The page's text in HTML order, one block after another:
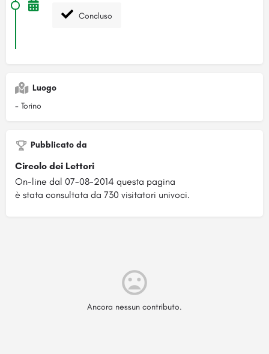
Concluso
Luogo
- Torino
Pubblicato da
Circolo dei Lettori
On-line dal 07-08-2014 questa pagina
è stata consultata da 730 visitatori univoci.
Ancora nessun contributo.